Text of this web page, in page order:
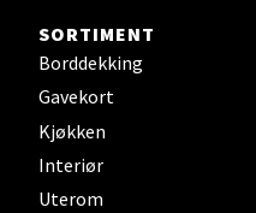
SORTIMENT
Borddekking
Gavekort
Kjøkken
Interiør
Uterom
Strangata 26, 8400
Åpent i dag 10-19
0 i butikk